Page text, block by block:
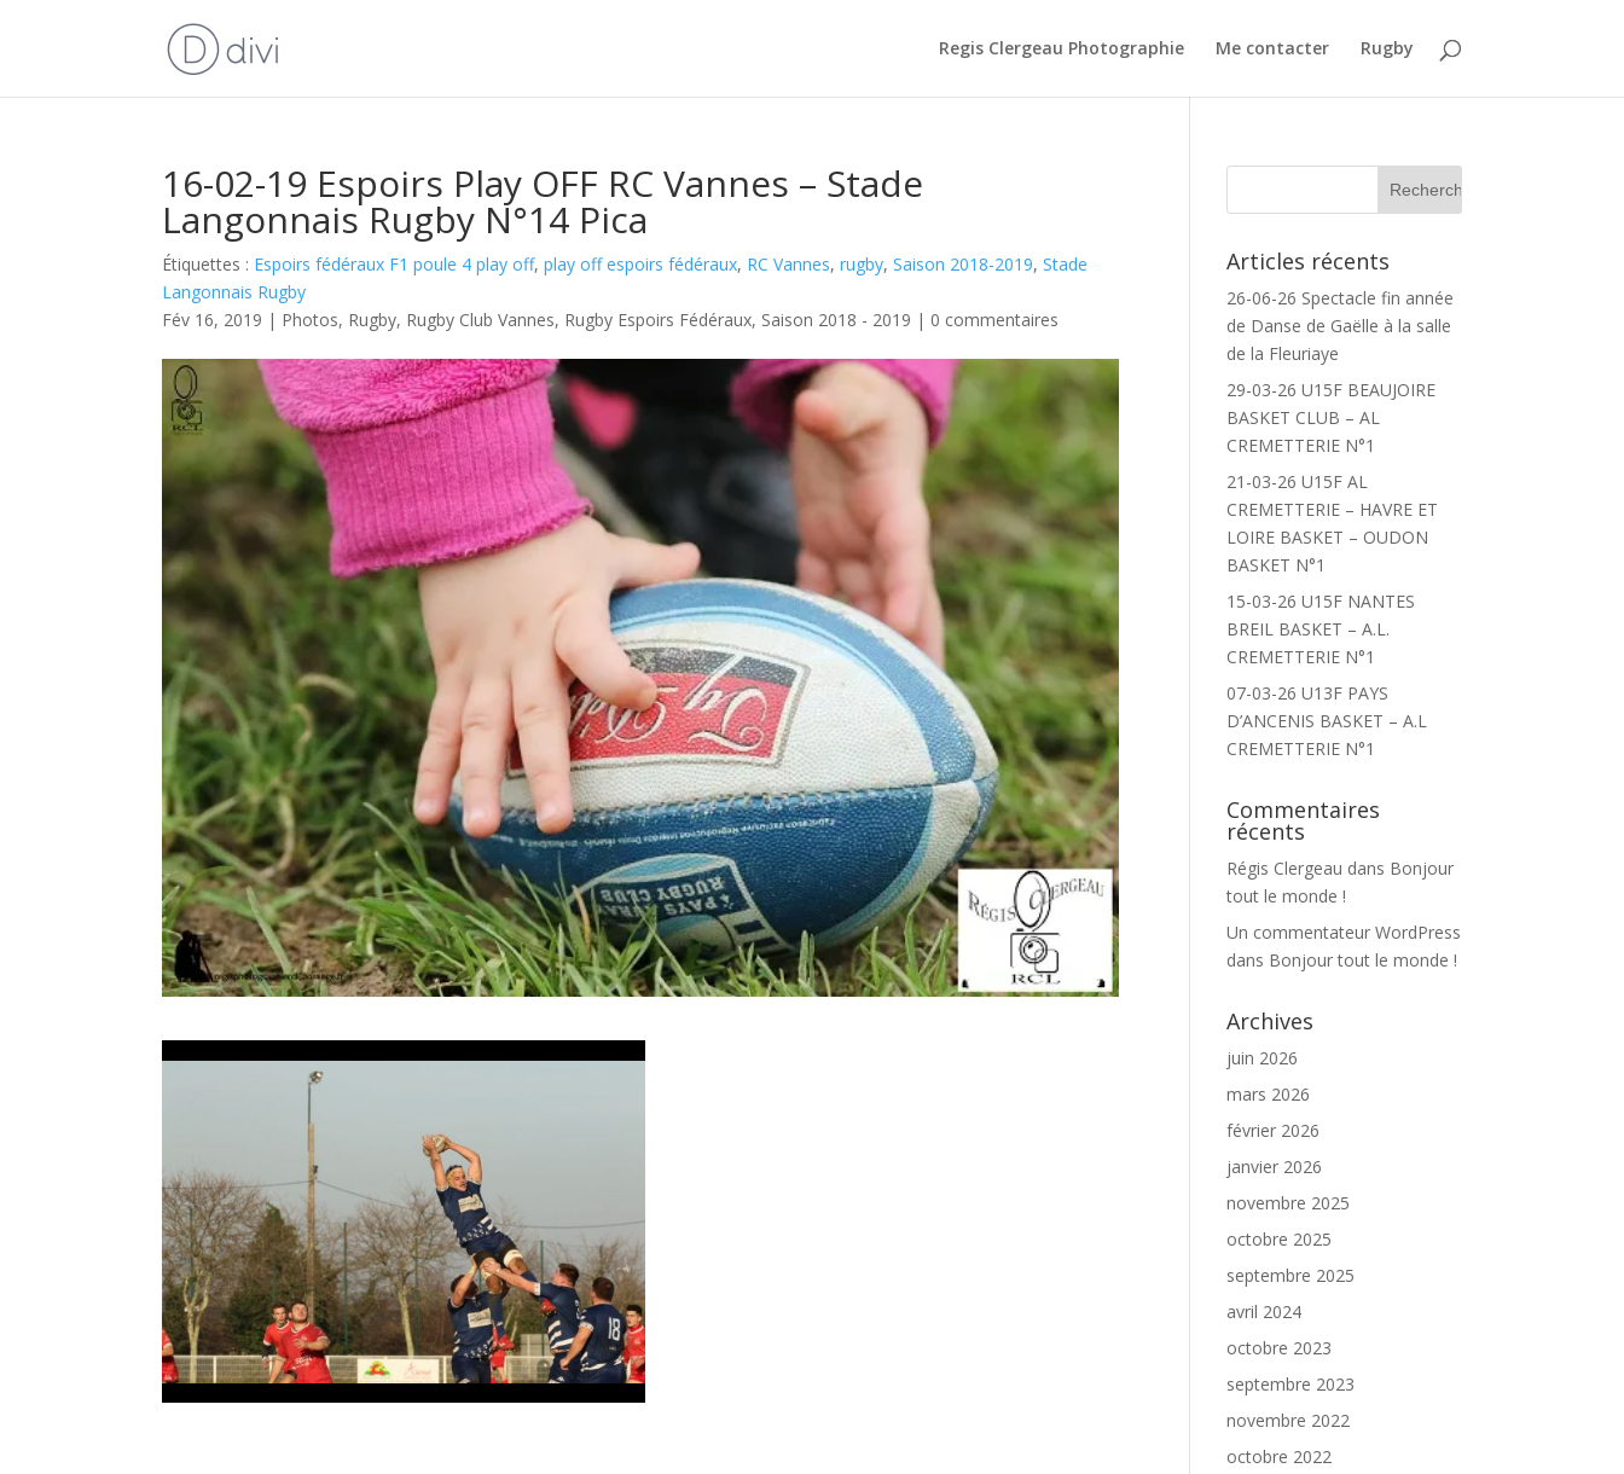
Regis Clergeau Photographie Me contacter Rugby
16-02-19 Espoirs Play OFF RC Vannes – Stade
Langonnais Rugby N°14 Pica
Étiquettes : Espoirs fédéraux F1 poule 4 play off,play off espoirs fédéraux, RC Vannes,rugby,Saison 2018-2019,Stade
Langonnais Rugby
Fév 16, 2019 | Photos, Rugby, Rugby Club Vannes, Rugby Espoirs Fédéraux, Saison 2018 - 2019 | 0 commentaires
Articles récents
26-06-26 Spectacle fin année
de Danse de Gaëlle à la salle
de la Fleuriaye
29-03-26 U15F BEAUJOIRE
BASKET CLUB – AL
CREMETTERIE N°1
21-03-26 U15F AL
CREMETTERIE – HAVRE ET
LOIRE BASKET – OUDON
BASKET N°1
15-03-26 U15F NANTES
BREIL BASKET – A.L.
CREMETTERIE N°1
07-03-26 U13F PAYS
D’ANCENIS BASKET – A.L
CREMETTERIE N°1
Commentaires
récents
Régis Clergeau dans Bonjour
tout le monde !
Un commentateur WordPress
dans Bonjour tout le monde !
Archives
juin 2026
mars 2026
février 2026
janvier 2026
novembre 2025
octobre 2025
septembre 2025
avril 2024
octobre 2023
septembre 2023
novembre 2022
octobre 2022